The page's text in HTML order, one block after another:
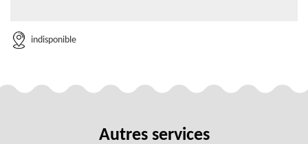
indisponible
Autres services